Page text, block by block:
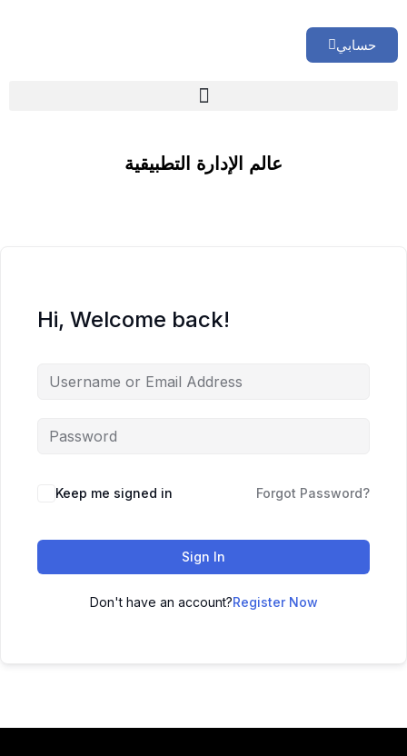
حسابي
عالم الإدارة التطبيقية
Hi, Welcome back!
Keep me signed in Forgot Password?
Sign In
Don't have an account?Register Now